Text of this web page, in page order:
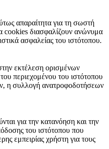
απαραίτητα για τη σωστή
cookies διασφαλίζουν ανώνυμα
ασφαλείας του ιστότοπου.
εκτέλεση ορισμένων
περιεχομένου του ιστότοπου
η συλλογή ανατροφοδοτήσεων
για την κατανόηση και την
του ιστότοπου που
εμπειρίας χρήστη για τους